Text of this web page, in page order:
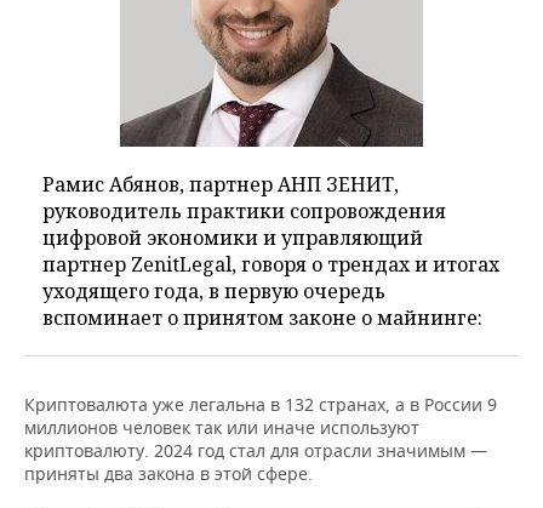
Рамис Абянов, партнер АНП ЗЕНИТ,
руководитель практики сопровождения
цифровой экономики и управляющий
партнер ZenitLegal, говоря о трендах и итогах
уходящего года, в первую очередь
вспоминает о принятом законе о майнинге:
Криптовалюта уже легальна в 132 странах, а в России 9
миллионов человек так или иначе используют
криптовалюту. 2024 год стал для отрасли значимым —
приняты два закона в этой сфере.